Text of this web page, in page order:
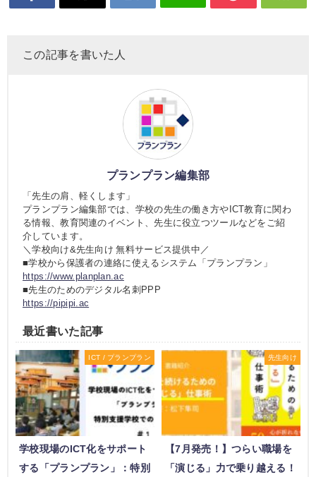
この記事を書いた人
プランプラン編集部
「先生の肩、軽くします」
プランプラン編集部では、学校の先生の働き方やICT教育に関わ
る情報、教育関連のイベント、先生に役立つツールなどをご紹
介しています。
＼学校向け&先生向け 無料サービス提供中／
■学校から保護者の連絡に使えるシステム「プランプラン」
https://www.planplan.ac
■先生のためのデジタル名刺PPP
https://pipipi.ac
最近書いた記事
ICT / プランプラン
学校現場のICT化をサポート
する「プランプラン」：特別
先生向け
【7月発売！】つらい職場を
「演じる」力で乗り越える！